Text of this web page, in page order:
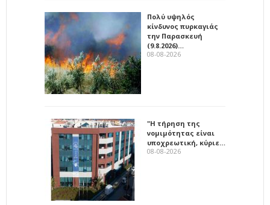
Πολύ υψηλός
κίνδυνος πυρκαγιάς
την Παρασκευή
(9.8.2026)…
08-08-2026
"Η τήρηση της
νομιμότητας είναι
υποχρεωτική, κύριε…
08-08-2026